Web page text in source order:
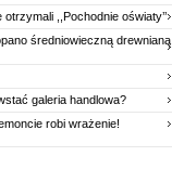
,,Pochodnie oświaty’’
średniowieczną drewnianą
galeria handlowa?
robi wrażenie!